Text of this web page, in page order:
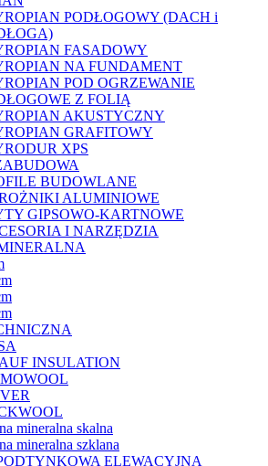
PODŁOGOWY (DACH i
FASADOWY
NA FUNDAMENT
POD OGRZEWANIE
Z FOLIĄ
AKUSTYCZNY
GRAFITOWY
XPS
BUDOWLANE
ALUMINIOWE
GIPSOWO-KARTNOWE
I NARZĘDZIA
INSULATION
mineralna skalna
mineralna szklana
ELEWACYJNA